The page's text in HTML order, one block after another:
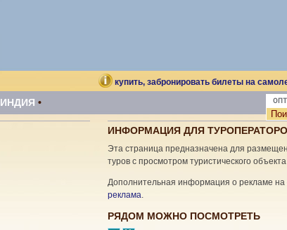
купить, забронировать билеты на
ИНДИЯ •
ИНФОРМАЦИЯ ДЛЯ
Эта страница предназначена для
туров с просмотром туристического
Дополнительная информация о рекламе на
реклама.
РЯДОМ МОЖНО ПОСМОТРЕТЬ